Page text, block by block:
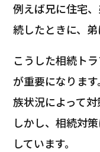
例えば兄に住宅
続したときに、
こうした相続ト
が重要になりま
族状況によって対
しかし、相続対
しています。